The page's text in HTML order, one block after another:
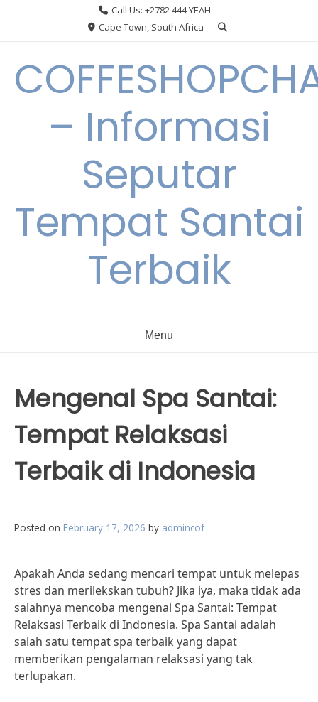
Call Us: +2782 444 YEAH
Cape Town, South Africa
– Informasi
Seputar
Tempat Santai
Terbaik
Menu
Mengenal Spa Santai:
Tempat Relaksasi
Terbaik di Indonesia
Posted on February 17, 2026 by admincof
Apakah Anda sedang mencari tempat untuk melepas
stres dan merilekskan tubuh? Jika iya, maka tidak ada
salahnya mencoba mengenal Spa Santai: Tempat
Relaksasi Terbaik di Indonesia. Spa Santai adalah
salah satu tempat spa terbaik yang dapat
memberikan pengalaman relaksasi yang tak
terlupakan.